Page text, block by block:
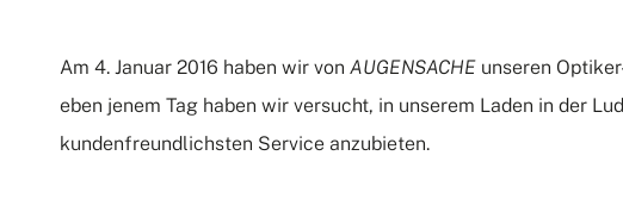
Am 4. Januar 2016 haben wir von AUGENSACHE unseren
eben jenem Tag haben wir versucht, in unserem Laden in der
kundenfreundlichsten Service anzubieten.